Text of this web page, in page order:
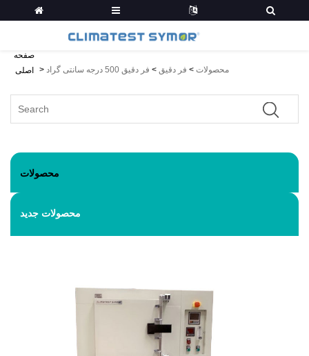
صفحه
اصلی
> محصولات > فر دقیق > فر دقیق 500 درجه سانتی گراد
محصولات
محصولات جدید